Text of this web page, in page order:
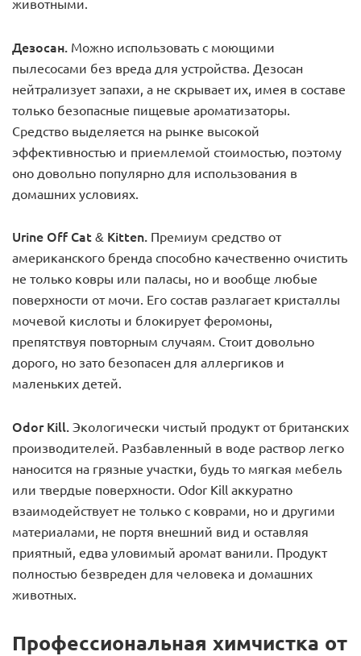
животными.
Дезосан. Можно использовать с моющими
пылесосами без вреда для устройства. Дезосан
нейтрализует запахи, а не скрывает их, имея в составе
только безопасные пищевые ароматизаторы.
Средство выделяется на рынке высокой
эффективностью и приемлемой стоимостью, поэтому
оно довольно популярно для использования в
домашних условиях.
Urine Off Cat & Kitten. Премиум средство от
американского бренда способно качественно очистить
не только ковры или паласы, но и вообще любые
поверхности от мочи. Его состав разлагает кристаллы
мочевой кислоты и блокирует феромоны,
препятствуя повторным случаям. Стоит довольно
дорого, но зато безопасен для аллергиков и
маленьких детей.
Odor Kill. Экологически чистый продукт от британских
производителей. Разбавленный в воде раствор легко
наносится на грязные участки, будь то мягкая мебель
или твердые поверхности. Odor Kill аккуратно
взаимодействует не только с коврами, но и другими
материалами, не портя внешний вид и оставляя
приятный, едва уловимый аромат ванили. Продукт
полностью безвреден для человека и домашних
животных.
Профессиональная химчистка от